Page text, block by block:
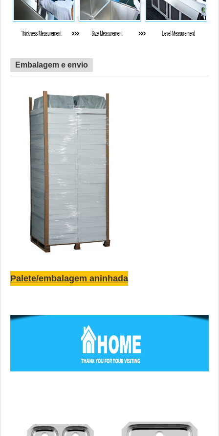
Embalagem e envio
Palete/embalagem aninhada